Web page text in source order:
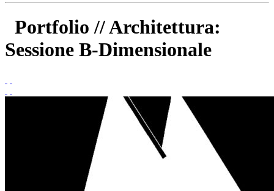
Portfolio //Architettura:
Sessione B-Dimensionale